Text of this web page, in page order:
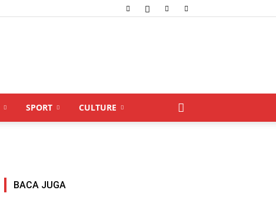
SPORT CULTURE
BACA JUGA